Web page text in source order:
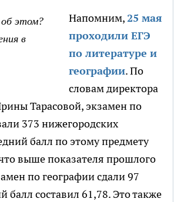
этом?
в
Напомним,25 мая
проходили ЕГЭ
по литературе и
географии. По
словам директора
Тарасовой, экзамен по
373 нижегородских
балл по этому предмету
выше показателя прошлого
по географии сдали 97
балл составил 61,78. Это также